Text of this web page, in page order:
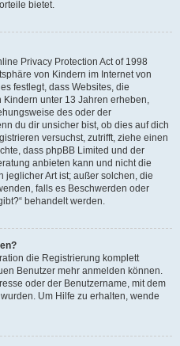
bietet.
Privacy Protection Act of 1998
von Kindern im Internet von
festlegt, dass Websites, die
unter 13 Jahren erheben,
des oder der
du dir unsicher bist, ob dies auf dich
versuchst, zutrifft, ziehe einen
dass phpBB Limited und der
anbieten kann und nicht die
Art ist; außer solchen, die
falls es Beschwerden oder
behandelt werden.
die Registrierung komplett
Benutzer mehr anmelden können.
oder der Benutzername, mit dem
Um Hilfe zu erhalten, wende